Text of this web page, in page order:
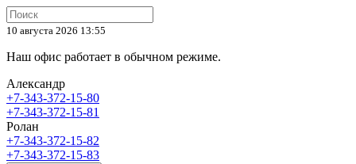
10 августа 2026 13:55
Наш офис работает в обычном режиме.
Александр
+7-343-372-15-80
+7-343-372-15-81
Ролан
+7-343-372-15-82
+7-343-372-15-83